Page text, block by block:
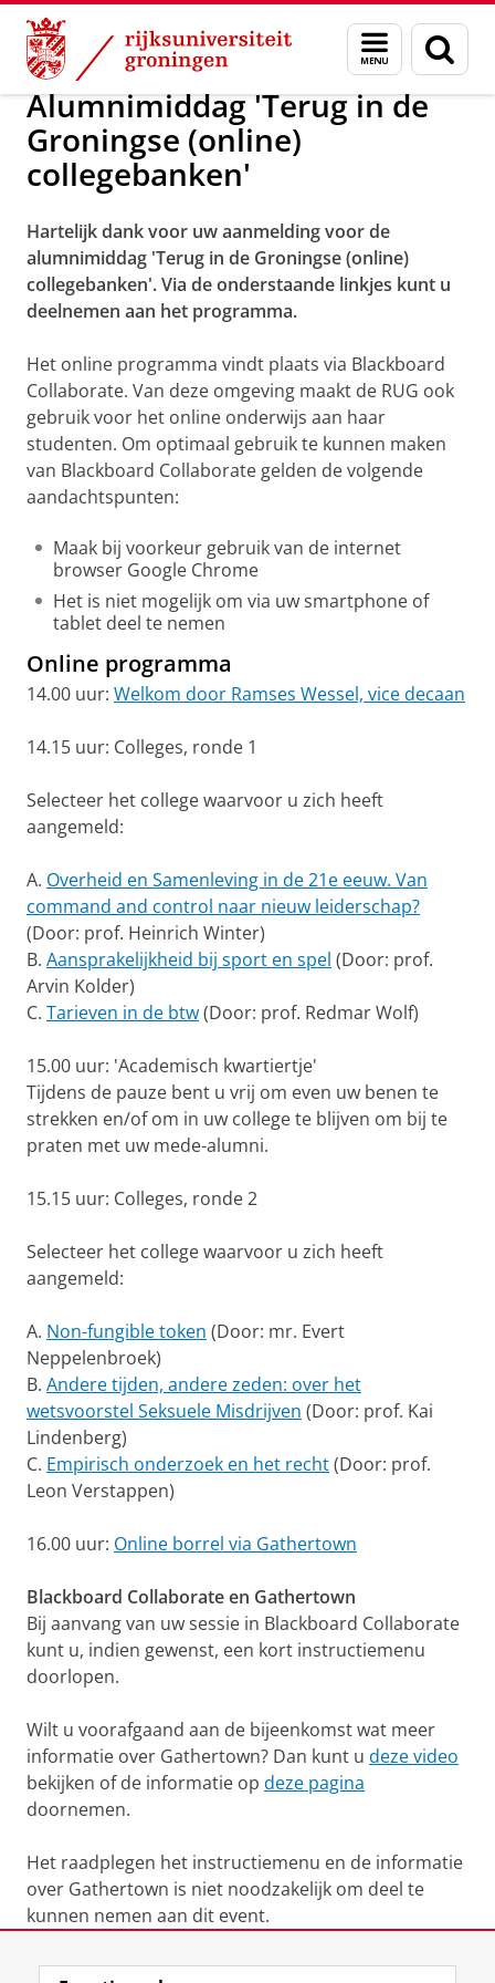
Skip
Content
Skip
Navigation
Menu
en
zoeken
Over ons Alumnimiddag 25 juni 2021
Alumnimiddag 'Terug in de
Groningse (online)
collegebanken'
Hartelijk dank voor uw aanmelding voor de
alumnimiddag 'Terug in de Groningse (online)
collegebanken'. Via de onderstaande linkjes kunt u
deelnemen aan het programma.
Het online programma vindt plaats via Blackboard
Collaborate. Van deze omgeving maakt de RUG ook
gebruik voor het online onderwijs aan haar
studenten. Om optimaal gebruik te kunnen maken
van Blackboard Collaborate gelden de volgende
aandachtspunten:
Maak bij voorkeur gebruik van de internet
browser Google Chrome
Het is niet mogelijk om via uw smartphone of
tablet deel te nemen
Online programma
14.00 uur: Welkom door Ramses Wessel, vice decaan
14.15 uur: Colleges, ronde 1
Selecteer het college waarvoor u zich heeft
aangemeld:
A. Overheid en Samenleving in de 21e eeuw. Van
command and control naar nieuw leiderschap?
(Door: prof. Heinrich Winter)
B. Aansprakelijkheid bij sport en spel (Door: prof.
Arvin Kolder)
C. Tarieven in de btw(Door: prof. Redmar Wolf)
15.00 uur: 'Academisch kwartiertje'
Tijdens de pauze bent u vrij om even uw benen te
strekken en/of om in uw college te blijven om bij te
praten met uw mede-alumni.
15.15 uur: Colleges, ronde 2
Selecteer het college waarvoor u zich heeft
aangemeld:
A. Non-fungible token (Door: mr. Evert
Neppelenbroek)
B. Andere tijden, andere zeden: over het
wetsvoorstel Seksuele Misdrijven (Door: prof. Kai
Lindenberg)
C. Empirisch onderzoek en het recht(Door: prof.
Leon Verstappen)
16.00 uur: Online borrel via Gathertown
Blackboard Collaborate en Gathertown
Bij aanvang van uw sessie in Blackboard Collaborate
kunt u, indien gewenst, een kort instructiemenu
doorlopen.
Wilt u voorafgaand aan de bijeenkomst wat meer
informatie over Gathertown? Dan kunt u deze video
bekijken of de informatie op deze pagina
doornemen.
Het raadplegen het instructiemenu en de informatie
over Gathertown is niet noodzakelijk om deel te
kunnen nemen aan dit event.
Laatst gewijzigd: 27 juni 2023 12:36